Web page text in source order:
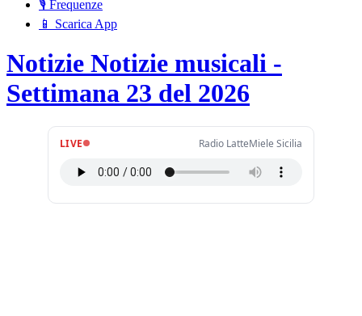
🎙️ Frequenze
📱 Scarica App
Notizie Notizie musicali -
Settimana 23 del 2026
LIVE Radio LatteMiele Sicilia